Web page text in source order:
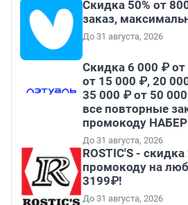
Скидка 50% от
заказ,
До 31 августа, 2026
Скидка 6 000 ₽
от 15 000 ₽, 20
35 000 ₽ от 50
все повторные
промокоду
До 31 августа, 2026
ROSTIC'S - скидка
промокоду на
3199₽!
До 31 августа, 2026